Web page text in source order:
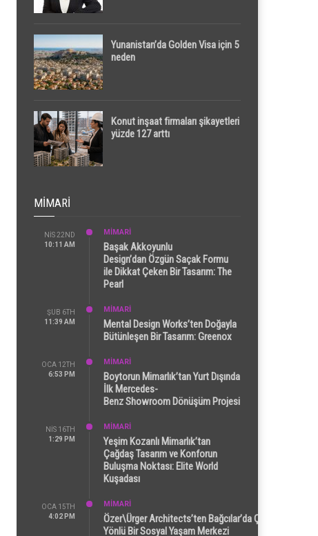
Yunanistan’da Golden Visa için 5
neden
Konut inşaat firmaları şikayetleri
yüzde 127 arttı
MIMARI
NIS 22ND
10:11 AM
MİMARİ
Başak Akkoyunlu
Design’dan Özgün Saçak Formu
ile Dikkat Çeken Bir Tasarım: The
Pearl
ŞUB 6TH
11:39 AM
MİMARİ
Mental Design Works’ten Doğayla
Bütünleşen Bir Tasarım: Greenox
OCA 12TH
6:53 PM
MİMARİ
Boytorun Mimarlık’tan Yurt Dışında
İlk Mercedes-
Benz Showroom Dönüşüm Projesi
NIS 16TH
1:29 PM
MİMARİ
Yeşim Kozanlı Mimarlık’tan
Çağdaş Tasarım ve Konforun
Buluşma Noktası: Elite World
Kuşadası
OCA 15TH
4:02 PM
MİMARİ
Özer\Ürger Architects’ten Bağcılar’da Çok
Yönlü Bir Sosyal Yaşam Merkezi